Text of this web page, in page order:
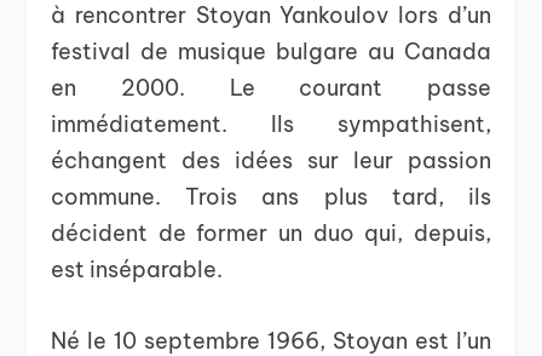
à rencontrer Stoyan Yankoulov lors d’un
festival de musique bulgare au Canada
en 2000. Le courant passe
immédiatement. Ils sympathisent,
échangent des idées sur leur passion
commune. Trois ans plus tard, ils
décident de former un duo qui, depuis,
est inséparable.
Né le 10 septembre 1966, Stoyan est l’un